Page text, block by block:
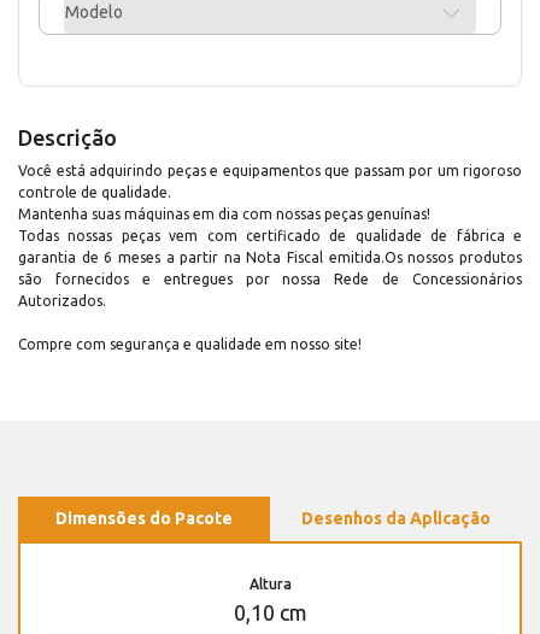
Modelo
Descrição
Você está adquirindo peças e equipamentos que passam por um rigoroso
controle de qualidade.
Mantenha suas máquinas em dia com nossas peças genuínas!
Todas nossas peças vem com certificado de qualidade de fábrica e
garantia de 6 meses a partir na Nota Fiscal emitida.Os nossos produtos
são fornecidos e entregues por nossa Rede de Concessionários
Autorizados.
Compre com segurança e qualidade em nosso site!
Dimensões do Pacote Desenhos da Aplicação
Altura
0,10 cm